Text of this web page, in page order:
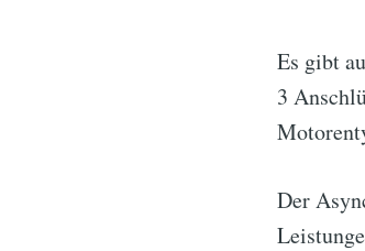
Es gibt
3
Der